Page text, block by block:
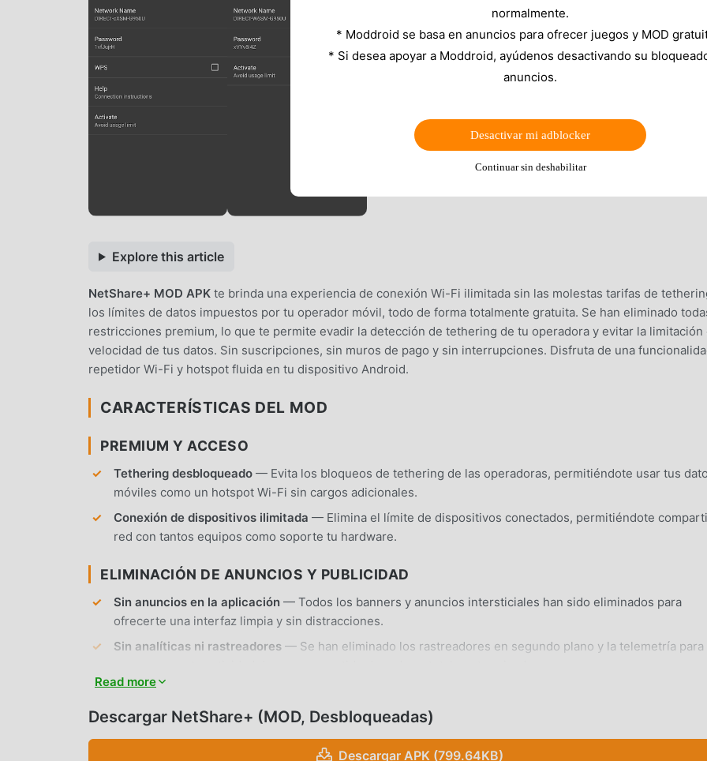
Explore this article
NetShare+ MOD APK te brinda una experiencia de conexión Wi-Fi ilimitada sin las molestas tarifas de
los límites de datos impuestos por tu operador móvil, todo de forma totalmente gratuita. Se han eliminado
restricciones premium, lo que te permite evadir la detección de tethering de tu operadora y evitar la limitación
velocidad de tus datos. Sin suscripciones, sin muros de pago y sin interrupciones. Disfruta de una
repetidor Wi-Fi y hotspot fluida en tu dispositivo Android.
CARACTERÍSTICAS DEL MOD
PREMIUM Y ACCESO
Tethering desbloqueado — Evita los bloqueos de tethering de las operadoras, permitiéndote usar tus
móviles como un hotspot Wi-Fi sin cargos adicionales.
Conexión de dispositivos ilimitada — Elimina el límite de dispositivos conectados, permitiéndote
red con tantos equipos como soporte tu hardware.
ELIMINACIÓN DE ANUNCIOS Y PUBLICIDAD
Sin anuncios en la aplicación — Todos los banners y anuncios intersticiales han sido eliminados para
ofrecerte una interfaz limpia y sin distracciones.
Sin analíticas ni rastreadores — Se han eliminado los rastreadores en segundo plano y la telemetría para
No requiere root
modificaciones al sistema.
CARACTERÍSTICAS DE LA APP
Read more
Descargar NetShare+ (MOD, Desbloqueadas)
Descargar APK (799.64KB)
normalmente.
* Moddroid se basa en anuncios para ofrecer juegos y MOD
* Si desea apoyar a Moddroid, ayúdenos desactivando su
anuncios.
Desactivar mi adblocker
Continuar sin deshabilitar